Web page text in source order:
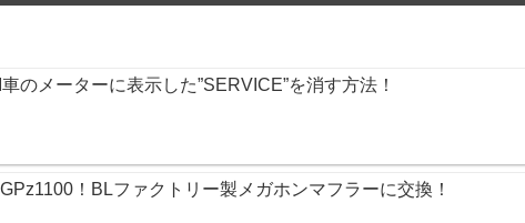
のメーターに表示した”SERVICE”を消す方法！
！BLファクトリー製メガホンマフラーに交換！